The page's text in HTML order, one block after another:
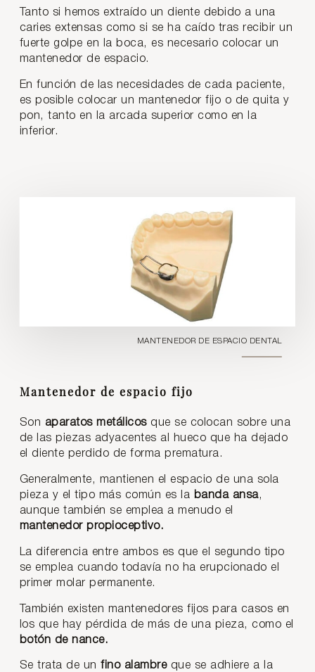
Tanto si hemos extraído un diente debido a una
caries extensas como si se ha caído tras recibir un
fuerte golpe en la boca, es necesario colocar un
mantenedor de espacio.
En función de las necesidades de cada paciente,
es posible colocar un mantenedor fijo o de quita y
pon, tanto en la arcada superior como en la
inferior.
MANTENEDOR DE ESPACIO DENTAL
Mantenedor de espacio fijo
Son aparatos metálicosque se colocan sobre una
de las piezas adyacentes al hueco que ha dejado
el diente perdido de forma prematura.
Generalmente, mantienen el espacio de una sola
pieza y el tipo más común es la banda ansa,
aunque también se emplea a menudo el
mantenedor propioceptivo.
La diferencia entre ambos es que el segundo tipo
se emplea cuando todavía no ha erupcionado el
primer molar permanente.
También existen mantenedores fijos para casos en
los que hay pérdida de más de una pieza, como el
botón de nance.
Se trata de unfino alambreque se adhiere a la